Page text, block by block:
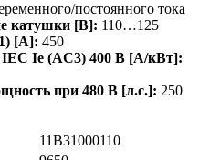
постоянного тока
катушки [В]: 110…125
[A]: 450
Ie (AC3) 400 В [A/кВт]:
при 480 В [л.с.]: 250
11B31000110